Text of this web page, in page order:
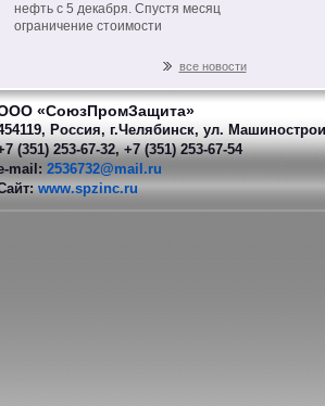
нефть с 5 декабря. Спустя месяц
ограничение стоимости
нефтепродукты российскоговсе новости
«СоюзПромЗащита»
Россия, г.Челябинск, ул.
(351) 253-67-32, +7 (351) 253-67-54
mail: 2536732@mail.ru
www.spzinc.ru